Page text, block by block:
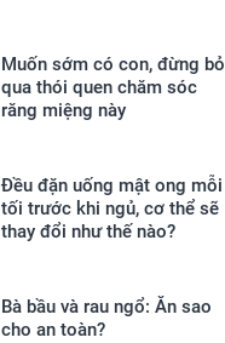
Muốn sớm có con, đừng bỏ
qua thói quen chăm sóc
răng miệng này
Đều đặn uống mật ong mỗi
tối trước khi ngủ, cơ thể sẽ
thay đổi như thế nào?
Bà bầu và rau ngổ: Ăn sao
cho an toàn?